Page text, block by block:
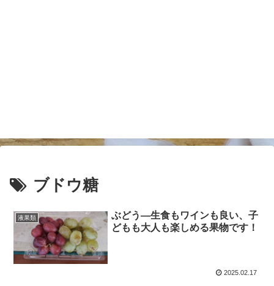
ブドウ糖
液果類
ぶどう―生食もワインも良い、子
どもも大人も楽しめる果物です！
2025.02.17